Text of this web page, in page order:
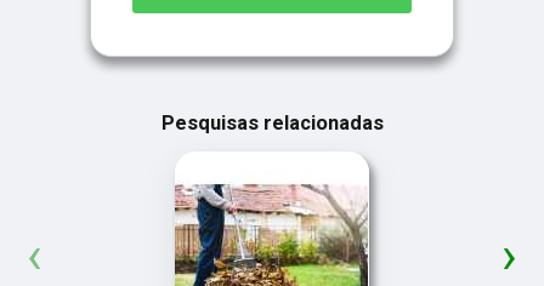
Pesquisas relacionadas
‹ ›